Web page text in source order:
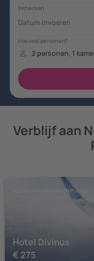
Verblijf aan
NORTHERN HUNGARIAN PLAINS
Hotel Divinus
€ 275